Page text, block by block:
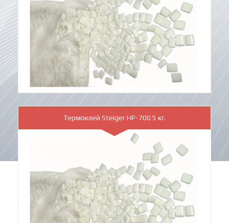
Термоклей Steiger HP-700 5 кг.